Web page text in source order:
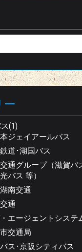
ー
(1)
ジェイアールバス
道･湖国バス
通グループ（滋賀バ
バス 等）
南交通
通
エージェントシステ
交通局
ス･京阪シティバス